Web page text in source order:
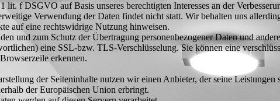
f DSGVO auf Basis unseres berechtigten Interesses an der
Verwendung der Daten findet nicht statt. Wir behalten uns
auf eine rechtswidrige Nutzung hinweisen.
und zum Schutz der Übertragung personenbezogener Daten und
eine SSL-bzw. TLS-Verschlüsselung. Sie können eine
erkennen.
der Seiteninhalte nutzen wir einen Anbieter, der seine Leistungen
der Europäischen Union erbringt.